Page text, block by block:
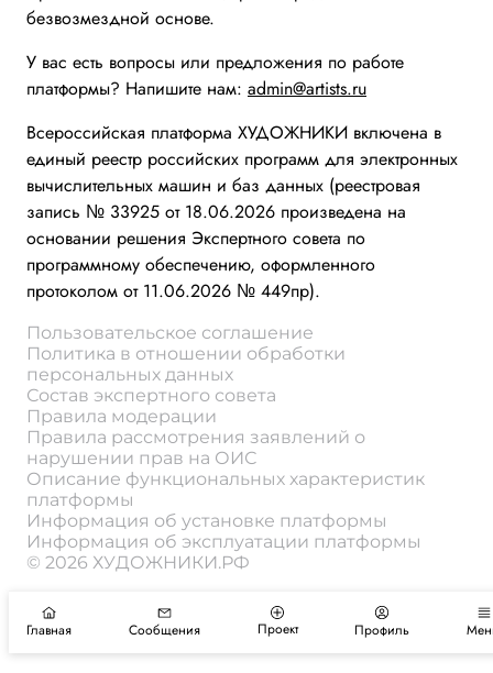
безвозмездной основе.
У вас есть вопросы или предложения по работе
платформы? Напишите нам: admin@artists.ru
Всероссийская платформа ХУДОЖНИКИ включена в
единый реестр российских программ для электронных
вычислительных машин и баз данных (реестровая
запись № 33925 от 18.06.2026 произведена на
основании решения Экспертного совета по
программному обеспечению, оформленного
протоколом от 11.06.2026 № 449пр).
Пользовательское соглашение
Политика в отношении обработки
персональных данных
Состав экспертного совета
Правила модерации
Правила рассмотрения заявлений о
нарушении прав на ОИС
Описание функциональных характеристик
платформы
Информация об установке платформы
Информация об эксплуатации платформы
© 2026 ХУДОЖНИКИ.РФ
Главная Сообщения Проект Профиль